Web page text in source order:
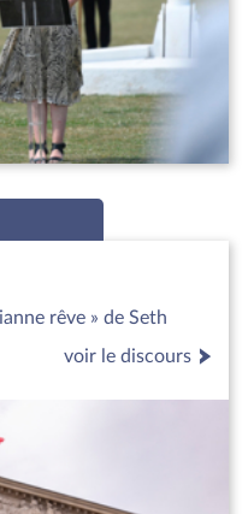
rêve » de Seth
voir le discours